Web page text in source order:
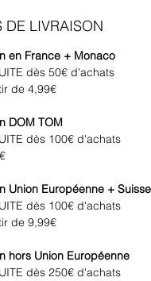
DE LIVRAISON
en France + Monaco
dès 50€ d'achats
de 4,99€
DOM TOM
dès 100€ d'achats
Union Européenne + Suisse
dès 100€ d'achats
de 9,99€
hors Union Européenne
dès 250€ d'achats